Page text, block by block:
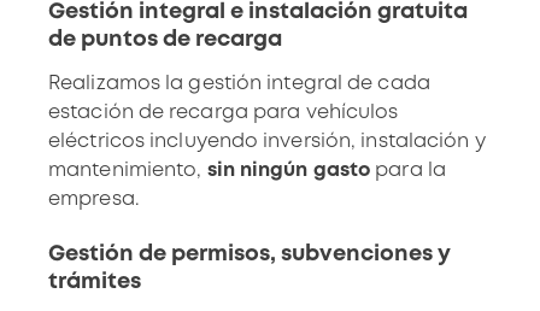
Gestión integral e instalación gratuita
de puntos de recarga
Realizamos lagestión integral de cada
estación de recarga para vehículos
eléctricos incluyendo inversión, instalación y
mantenimiento, sin ningún gasto para la
empresa.
Gestión de permisos, subvenciones y
trámites